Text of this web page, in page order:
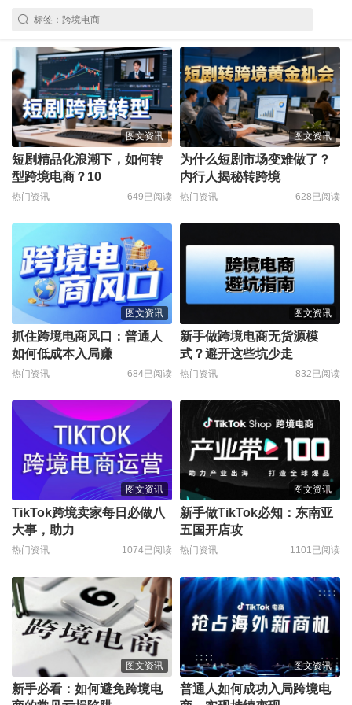
图文资讯
短剧精品化浪潮下，如何转
型跨境电商？10
热门资讯 649已阅读
图文资讯
为什么短剧市场变难做了？
内行人揭秘转跨境
热门资讯 628已阅读
图文资讯
抓住跨境电商风口：普通人
如何低成本入局赚
热门资讯 684已阅读
图文资讯
新手做跨境电商无货源模
式？避开这些坑少走
热门资讯 832已阅读
图文资讯
TikTok跨境卖家每日必做八
大事，助力
热门资讯 1074已阅读
图文资讯
新手做TikTok必知：东南亚
五国开店攻
热门资讯 1101已阅读
图文资讯
新手必看：如何避免跨境电
图文资讯
普通人如何成功入局跨境电